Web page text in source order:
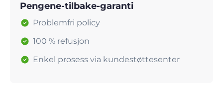
Pengene-tilbake-garanti
Problemfri policy
100 % refusjon
Enkel prosess via kundestøttesenter